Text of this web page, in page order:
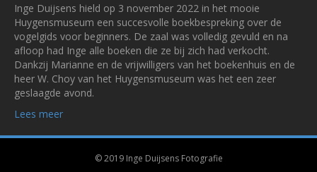
Inge Duijsens hield op 3 november 2022 in het mooie
Huygensmuseum een succesvolle boekbespreking over de
vogelgids voor beginners. De zaal was volledig gevuld en na
afloop had Inge alle boeken die ze bij zich had verkocht.
Dankzij Marianne en de vrijwilligers van het boekenhuis en de
heer W. Choy van het Huygensmuseum was het een zeer
geslaagde avond.
Lees meer
© 2019 Inge Duijsens Fotografie